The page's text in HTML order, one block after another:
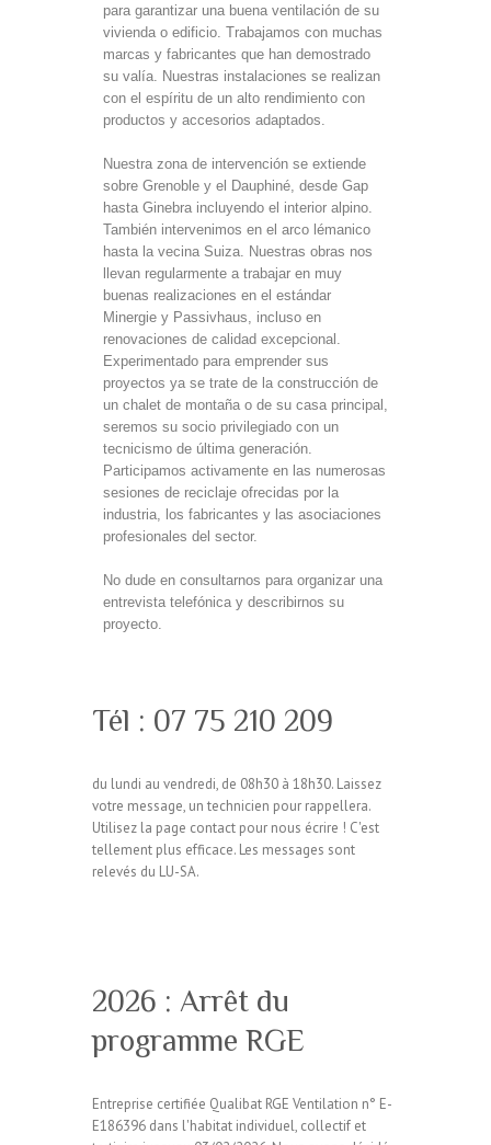
para garantizar una buena ventilación de su
vivienda o edificio. Trabajamos con muchas
marcas y fabricantes que han demostrado
su valía. Nuestras instalaciones se realizan
con el espíritu de un alto rendimiento con
productos y accesorios adaptados.
Nuestra zona de intervención se extiende
sobre Grenoble y el Dauphiné, desde Gap
hasta Ginebra incluyendo el interior alpino.
También intervenimos en el arco lémanico
hasta la vecina Suiza. Nuestras obras nos
llevan regularmente a trabajar en muy
buenas realizaciones en el estándar
Minergie y Passivhaus, incluso en
renovaciones de calidad excepcional.
Experimentado para emprender sus
proyectos ya se trate de la construcción de
un chalet de montaña o de su casa principal,
seremos su socio privilegiado con un
tecnicismo de última generación.
Participamos activamente en las numerosas
sesiones de reciclaje ofrecidas por la
industria, los fabricantes y las asociaciones
profesionales del sector.
No dude en consultarnos para organizar una
entrevista telefónica y describirnos su
proyecto.
Tél : 07 75 210 209
du lundi au vendredi, de 08h30 à 18h30. Laissez
votre message, un technicien pour rappellera.
Utilisez la page contact pour nous écrire ! C'est
tellement plus efficace. Les messages sont
relevés du LU-SA.
2026 : Arrêt du
programme RGE
Entreprise certifiée Qualibat RGE Ventilation n° E-
E186396 dans l'habitat individuel, collectif et